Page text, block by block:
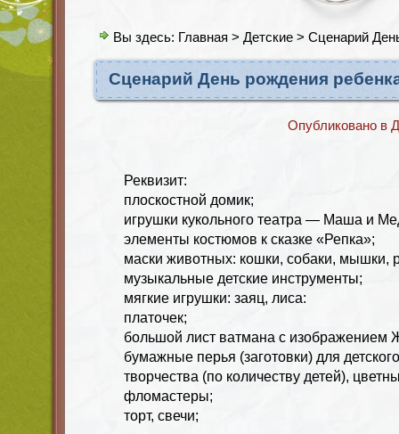
Вы здесь: Главная > Детские > Сценарий
Сценарий День рождения
Опубликовано в
Реквизит:
плоскостной домик;
игрушки кукольного театра — Маша и
элементы костюмов к сказке «Репка»;
маски животных: кошки, собаки, мышки,
музыкальные детские инструменты;
мягкие игрушки: заяц, лиса:
платочек;
большой лист ватмана с изображением
бумажные перья (заготовки) для
творчества (по количеству детей),
фломастеры;
торт, свечи;